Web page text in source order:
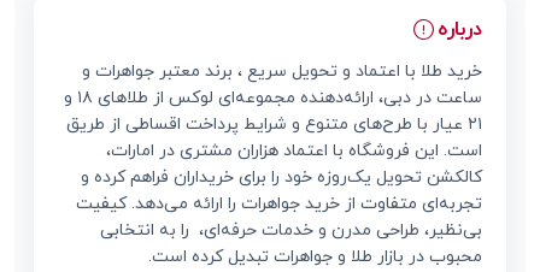
درباره
خرید طلا با اعتماد و تحویل سریع ، برند معتبر جواهرات و
ساعت در دبی، ارائه‌دهنده مجموعه‌ای لوکس از طلاهای ۱۸ و
۲۱ عیار با طرح‌های متنوع و شرایط پرداخت اقساطی از طریق
است. این فروشگاه با اعتماد هزاران مشتری در امارات،
کالکشن تحویل یک‌روزه خود را برای خریداران فراهم کرده و
تجربه‌ای متفاوت از خرید جواهرات را ارائه می‌دهد. کیفیت
بی‌نظیر، طراحی مدرن و خدمات حرفه‌ای، را به انتخابی
محبوب در بازار طلا و جواهرات تبدیل کرده است.